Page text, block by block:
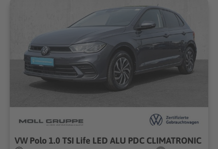
VW Polo 1.0 TSI Life LED ALU PDC CLIMATRONIC